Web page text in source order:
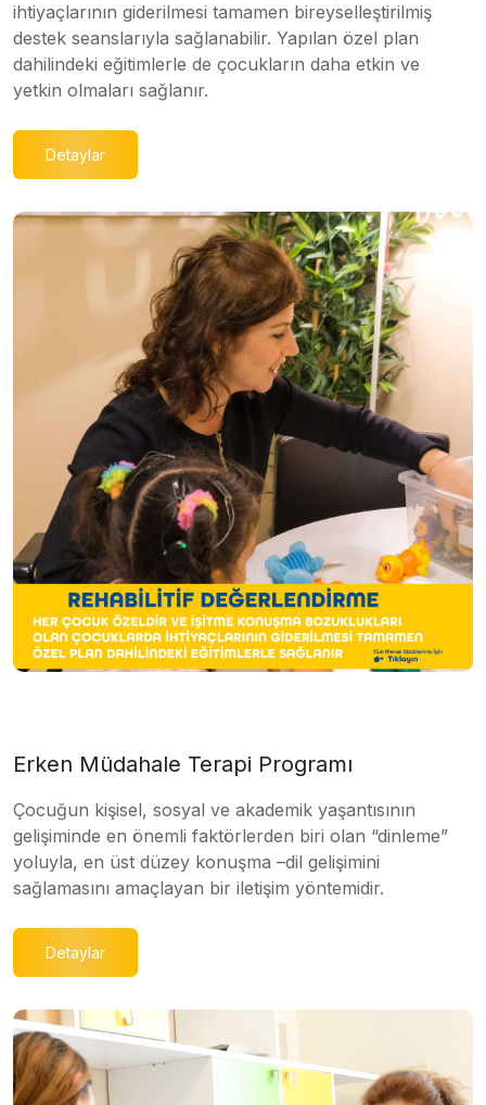
ihtiyaçlarının giderilmesi tamamen bireyselleştirilmiş
destek seanslarıyla sağlanabilir. Yapılan özel plan
dahilindeki eğitimlerle de çocukların daha etkin ve
yetkin olmaları sağlanır.
Detaylar
Erken Müdahale Terapi Programı
Çocuğun kişisel, sosyal ve akademik yaşantısının
gelişiminde en önemli faktörlerden biri olan “dinleme”
yoluyla, en üst düzey konuşma –dil gelişimini
sağlamasını amaçlayan bir iletişim yöntemidir.
Detaylar